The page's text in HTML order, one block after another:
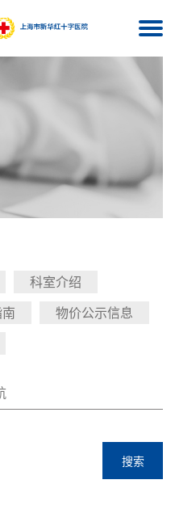
科室介绍
物价公示信息
搜索